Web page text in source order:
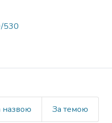
530
назвою За темою